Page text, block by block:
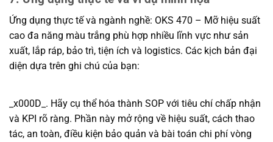
Ứng dụng thực tế và ngành nghề: OKS 470 – Mỡ hiệu suất
cao đa năng màu trắng phù hợp nhiều lĩnh vực như sản
xuất, lắp ráp, bảo trì, tiện ích và logistics. Các kịch bản đại
diện dựa trên ghi chú của bạn:
_x000D_. Hãy cụ thể hóa thành SOP với tiêu chí chấp nhận
và KPI rõ ràng. Phần này mở rộng về hiệu suất, cách thao
tác, an toàn, điều kiện bảo quản và bài toán chi phí vòng